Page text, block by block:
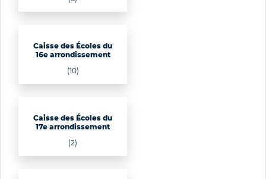
Caisse des Écoles du
16e arrondissement
(10)
Caisse des Écoles du
17e arrondissement
(2)